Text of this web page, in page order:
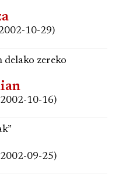
10-29)
delako zereko
10-16)
09-25)